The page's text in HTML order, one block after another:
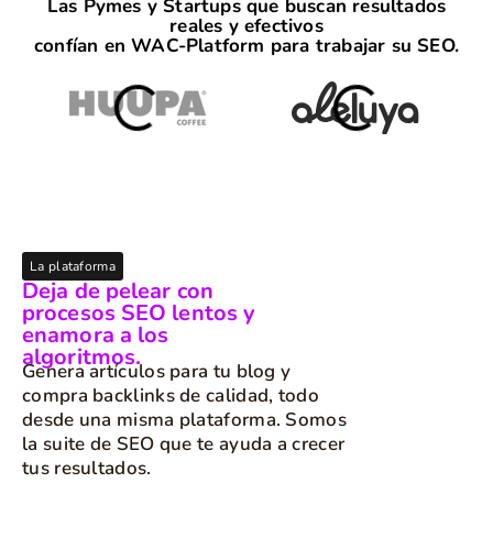
Las Pymes y Startups que buscan resultados
reales y efectivos
confían en WAC-Platform para trabajar su SEO.
La plataforma
Deja de pelear con
procesos SEO lentos y
enamora a los
algoritmos.
Genera artículos para tu blog y
compra backlinks de calidad, todo
desde una misma plataforma. Somos
la suite de SEO que te ayuda a crecer
tus resultados.